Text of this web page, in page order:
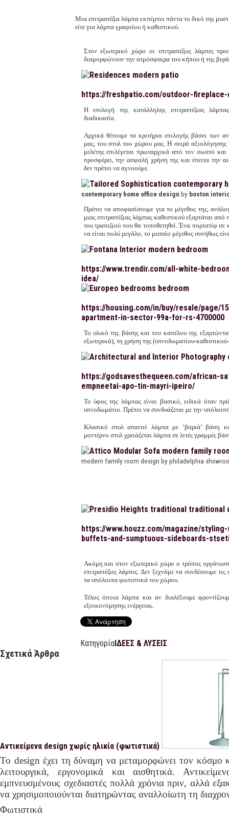
Μια επιτραπέζια λάμπα εκπέμπει πάντα το δικό της
είτε για λάμπα γραφείου ή καθιστικού.
Στον εξωτερικό χώρο οι επιτραπέζιες λάμπες
διαμορφώνουν την ατμόσφαιρα του κήπου ή της
https://freshpatio.com/outdoor-
Η επιλογή της κατάλληλης επιτραπέζιας
διαδικασία.
Αρχικά θέτουμε τα κριτήρια επιλογής βάσει των
μας, του στυλ του χώρου μας. Η σειρά
μελέτης επιλέγεται πρωταρχικά από τον σωστό
προσφέρει, την ασφαλή χρήση της και έπειτα την
δεν πρέπει να αγνοούμε.
contemporary home office design by boston
Πρέπει να αποφασίσουμε για το μέγεθος της,
μιας επιτραπέζιας λάμπας καθιστικού εξαρτάται
του τραπεζιού που θα τοποθετηθεί. Ένα πορτατίφ σε
να είναι πολύ μεγάλο, το μεσαίο μέγεθος συνήθως
https://www.trendir.com/all-white-
idea/
https://housing.com/in/buy/resale/page/
apartment-in-sector-99a-for-rs-4700000
Το υλικό της βάσης και του καπέλου της
εξωτερικά), τη χρήση της (υπνοδωματίου-
https://godsavesthequeen.com/african-
empneetai-apo-tin-mayri-ipeiro/
Το ύφος της λάμπας είναι βασικό, ειδικά όταν
υπνοδωμάτιο. Πρέπει να συνδυάζεται με την
Κλασικό στυλ απαιτεί λάμπα με ‘βαριά’ βάση
μοντέρνο στυλ χρειάζεται λάμπα σε λιτές γραμμές
modern family room design by philadelphia
https://www.houzz.com/magazine/
buffets-and-sumptuous-sideboards-
Ακόμη και στον εξωτερικό χώρο ο τρόπος
επιτραπέζιες λάμπες. Δεν ξεχνάμε να συνδέσουμε τις
τα υπόλοιπα φωτιστικά του χώρου.
Τέλος όποια λάμπα και αν διαλέξουμε
εξοικονόμησης ενέργειας.
ΚατηγορίαΙΔΕΕΣ & ΛΥΣΕΙΣ
Σχετικά Άρθρα
Αντικείμενα design χωρίς ηλικία (φωτιστικά)
Το design έχει τη δύναμη να μεταμορφώνει τον κόσμο
λειτουργικά, εργονομικά και αισθητικά.
εμπνευσμένους σχεδιαστές πολλά χρόνια πριν, αλλά
να χρησιμοποιούνται διατηρώντας αναλλοίωτη τη
Φωτιστικά